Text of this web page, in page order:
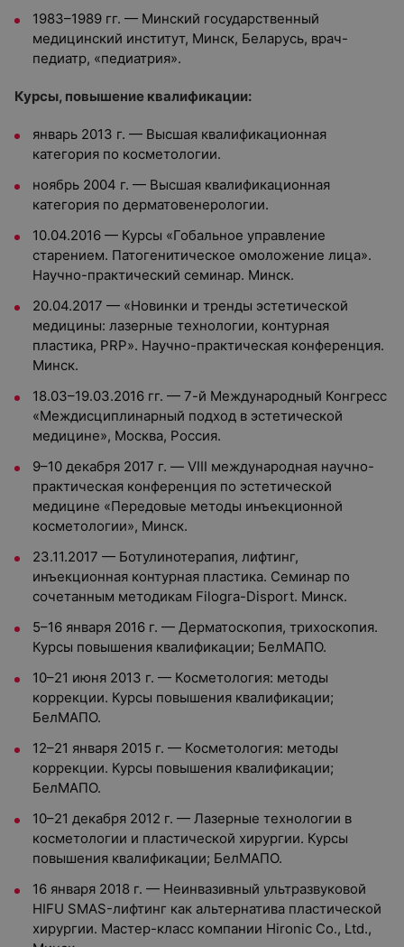
1983–1989 гг. — Минский государственный
медицинский институт, Минск, Беларусь, врач-
педиатр, «педиатрия».
Курсы, повышение квалификации:
январь 2013 г. — Высшая квалификационная
категория по косметологии.
ноябрь 2004 г. — Высшая квалификационная
категория по дерматовенерологии.
10.04.2016 — Курсы «Гобальное управление
старением. Патогенитическое омоложение лица».
Научно-практический семинар. Минск.
20.04.2017 — «Новинки и тренды эстетической
медицины: лазерные технологии, контурная
пластика, PRP». Научно-практическая конференция.
Минск.
18.03–19.03.2016 гг. — 7-й Международный Конгресс
«Междисциплинарный подход в эстетической
медицине», Москва, Россия.
9–10 декабря 2017 г. — VIII международная научно-
практическая конференция по эстетической
медицине «Передовые методы инъекционной
косметологии», Минск.
23.11.2017 — Ботулинотерапия, лифтинг,
инъекционная контурная пластика. Семинар по
сочетанным методикам Filogra-Disport. Минск.
5–16 января 2016 г. — Дерматоскопия, трихоскопия.
Курсы повышения квалификации; БелМАПО.
10–21 июня 2013 г. — Косметология: методы
коррекции. Курсы повышения квалификации;
БелМАПО.
12–21 января 2015 г. — Косметология: методы
коррекции. Курсы повышения квалификации;
БелМАПО.
10–21 декабря 2012 г. — Лазерные технологии в
косметологии и пластической хирургии. Курсы
повышения квалификации; БелМАПО.
16 января 2018 г. — Неинвазивный ультразвуковой
HIFU SMAS-лифтинг как альтернатива пластической
хирургии. Мастер-класс компании Hironic Co., Ltd.,